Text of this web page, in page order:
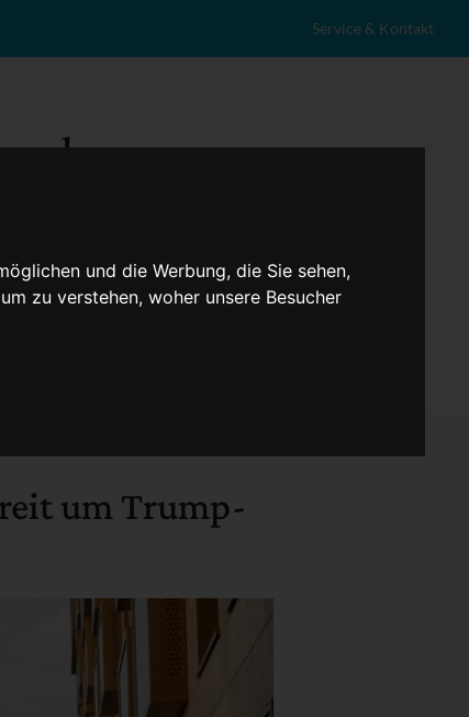
und die Werbung, die Sie sehen,
zu verstehen, woher unsere Besucher
Service & Kontakt
um Trump-